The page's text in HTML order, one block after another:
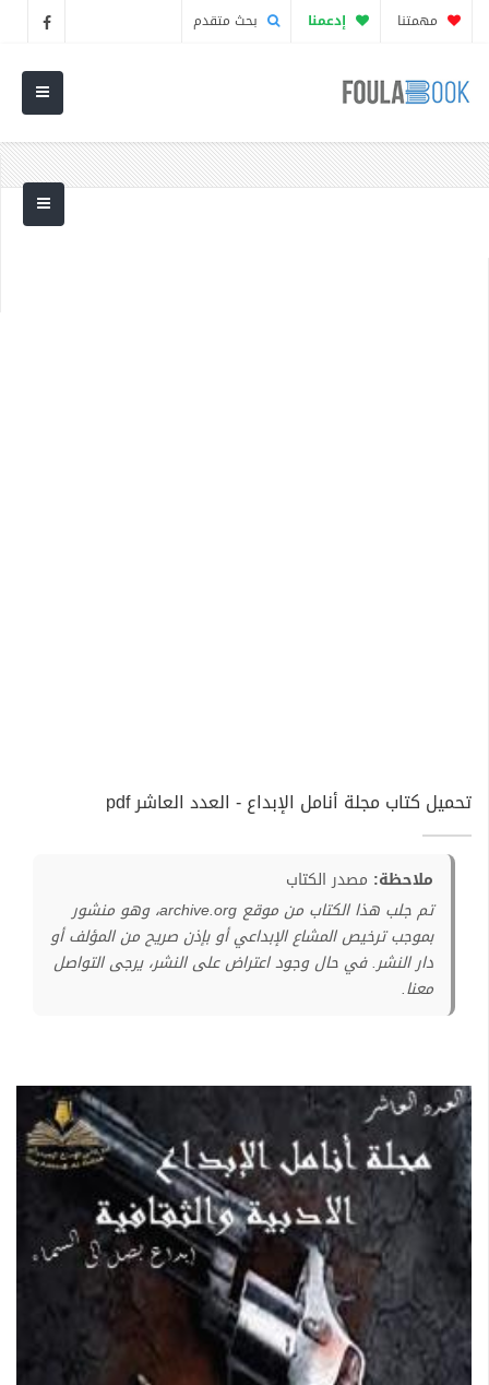
مهمتنا إدعمنا بحث متقدم
تحميل كتاب مجلة أنامل الإبداع - العدد العاشر pdf
ملاحظة: مصدر الكتاب
تم جلب هذا الكتاب من موقع archive.org، وهو منشور
بموجب ترخيص المشاع الإبداعي أو بإذن صريح من المؤلف أو
دار النشر. في حال وجود اعتراض على النشر، يرجى التواصل
معنا.